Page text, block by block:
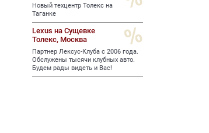
Новый техцентр Толекс на
Таганке
Lexus на Сущевке
Толекс, Москва
Партнер Лексус-Клуба с 2006 года.
Обслужены тысячи клубных авто.
Будем рады видеть и Вас!